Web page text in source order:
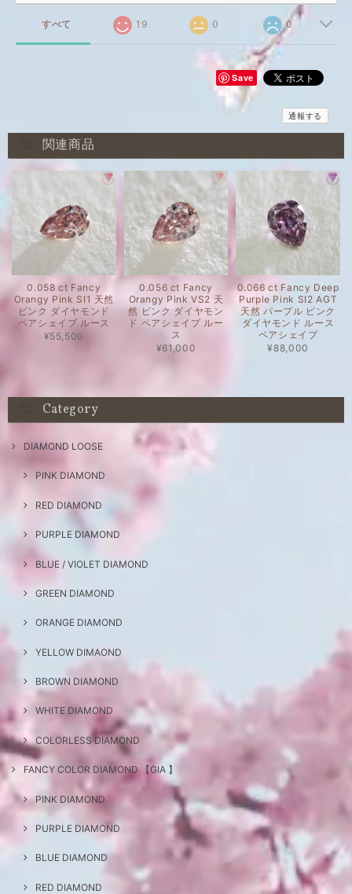
すべて 19 0 0
Save
通報する
関連商品
0.058 ct Fancy
Orangy Pink SI1 天然
ピンク ダイヤモンド
ペアシェイプ ルース
¥55,500
0.056 ct Fancy
Orangy Pink VS2 天
然 ピンク ダイヤモン
ド ペアシェイプ ルー
ス
¥61,000
0.066 ct Fancy Deep
Purple Pink SI2 AGT
天然 パープル ピンク
ダイヤモンド ルース
ペアシェイプ
¥88,000
Category
DIAMOND LOOSE
PINK DIAMOND
RED DIAMOND
PURPLE DIAMOND
BLUE / VIOLET DIAMOND
GREEN DIAMOND
ORANGE DIAMOND
YELLOW DIMAOND
BROWN DIAMOND
WHITE DIAMOND
COLORLESS DIAMOND
FANCY COLOR DIAMOND 【GIA 】
PINK DIAMOND
PURPLE DIAMOND
BLUE DIAMOND
RED DIAMOND